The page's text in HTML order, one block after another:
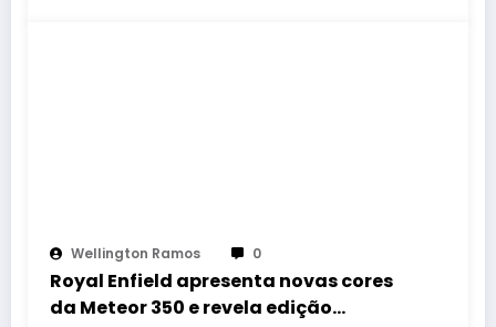
Wellington Ramos 0
Royal Enfield apresenta novas cores
da Meteor 350 e revela edição